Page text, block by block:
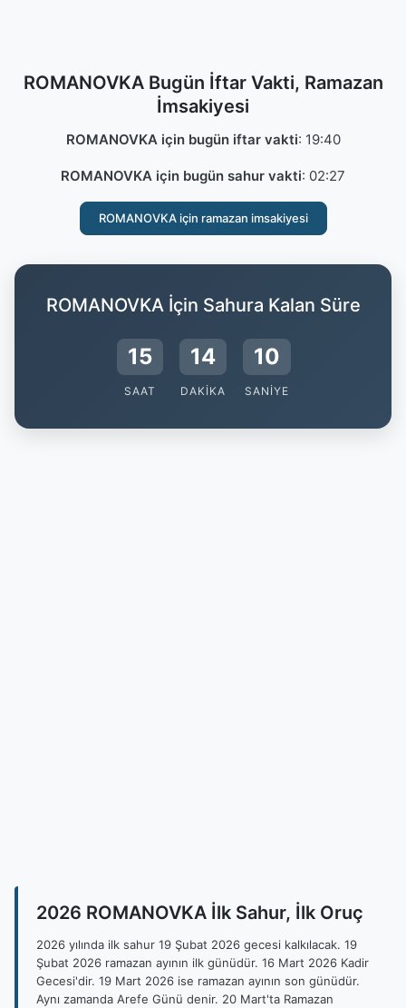
ROMANOVKA Bugün İftar Vakti, Ramazan
İmsakiyesi
ROMANOVKA için bugün iftar vakti: 19:40
ROMANOVKA için bugün sahur vakti: 02:27
ROMANOVKA için ramazan imsakiyesi
ROMANOVKA İçin Sahura Kalan Süre
15
SAAT
14
DAKIKA
9
SANIYE
2026 ROMANOVKA İlk Sahur, İlk Oruç
2026 yılında ilk sahur 19 Şubat 2026 gecesi kalkılacak. 19
Şubat 2026 ramazan ayının ilk günüdür. 16 Mart 2026 Kadir
Gecesi'dir. 19 Mart 2026 ise ramazan ayının son günüdür.
Aynı zamanda Arefe Günü denir. 20 Mart'ta Ramazan